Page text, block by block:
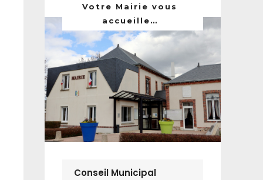
Votre Mairie vous
accueille…
Conseil Municipal